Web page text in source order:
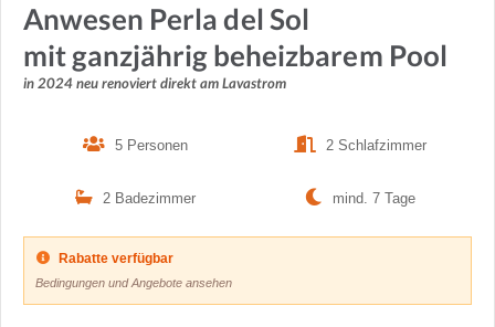
Anwesen Perla del Sol
mit ganzjährig beheizbarem Pool
in 2024 neu renoviert direkt am Lavastrom
5 Personen 2 Schlafzimmer
2 Badezimmer mind. 7 Tage
Rabatte verfügbar
Bedingungen und Angebote ansehen